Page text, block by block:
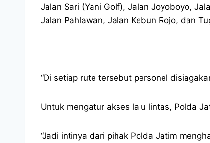
Jalan Sari (Yani Golf), Jalan Joyoboyo,
Jalan Pahlawan, Jalan Kebun Rojo, dan
“Di setiap rute tersebut personel
Untuk mengatur akses lalu lintas, Polda
“Jadi intinya dari pihak Polda Jatim